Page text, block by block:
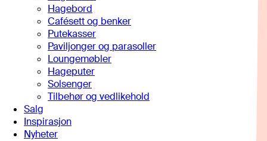
Hagebord
Cafésett og benker
Putekasser
Paviljonger og parasoller
Loungemøbler
Hageputer
Solsenger
Tilbehør og vedlikehold
Salg
Inspirasjon
Nyheter